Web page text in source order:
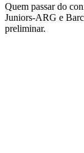
Quem passar do
Juniors-ARG e
preliminar.